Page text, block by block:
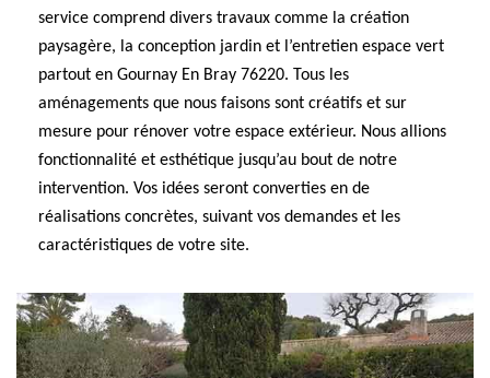
service comprend divers travaux comme la création
paysagère, la conception jardin et l’entretien espace vert
partout en Gournay En Bray 76220. Tous les
aménagements que nous faisons sont créatifs et sur
mesure pour rénover votre espace extérieur. Nous allions
fonctionnalité et esthétique jusqu’au bout de notre
intervention. Vos idées seront converties en de
réalisations concrètes, suivant vos demandes et les
caractéristiques de votre site.